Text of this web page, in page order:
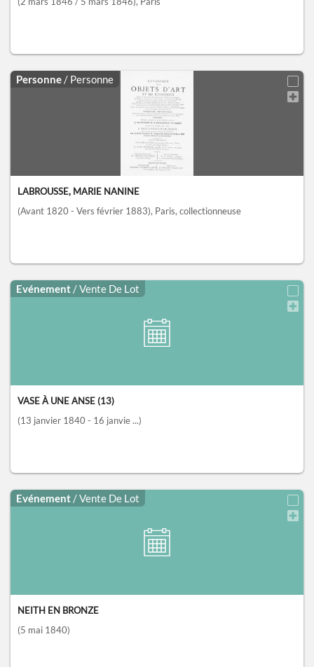
Personne / Personne
LABROUSSE, MARIE NANINE
(Avant 1820 - Vers février 1883), Paris, collectionneuse
Evénement / Vente De Lot
VASE À UNE ANSE (13)
(13 janvier 1840 - 16 janvie ...)
Evénement / Vente De Lot
NEITH EN BRONZE
(5 mai 1840)